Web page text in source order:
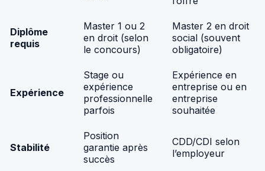
Diplôme
requis
Master 1 ou 2
en droit (selon
le concours)
Master 2 en droit
social (souvent
obligatoire)
Expérience
Stage ou
expérience
professionnelle
parfois
Expérience en
entreprise ou en
entreprise
souhaitée
Stabilité
Position
garantie après
succès
CDD/CDI selon
l’employeur